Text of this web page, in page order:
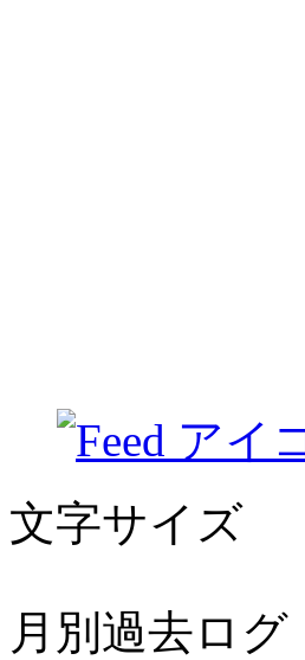
文字サイズ
月別過去ログ